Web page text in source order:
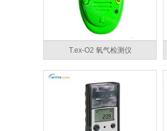
T.ex-O2 氧气检测仪